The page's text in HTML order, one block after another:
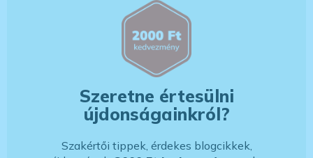
Szeretne értesülni
újdonságainkról?
Szakértői tippek, érdekes blogcikkek,